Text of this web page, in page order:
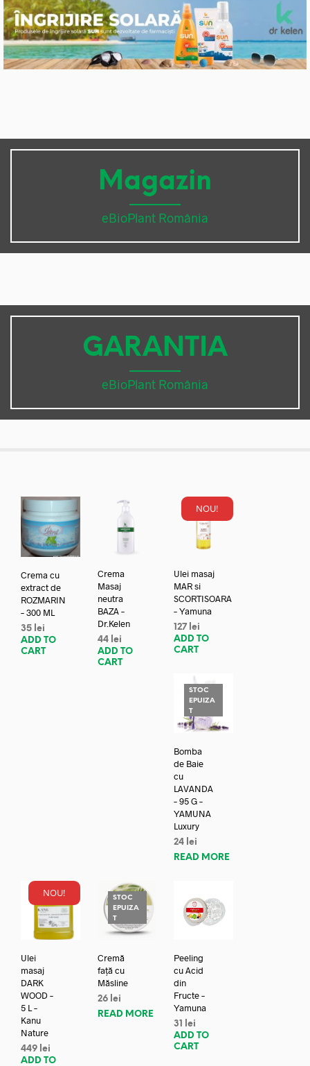
Magazin
eBioPlant România
GARANTIA
eBioPlant România
Crema cu
extract de
ROZMARIN
– 300 ML
35 lei
ADD TO
CART
Crema
Masaj
neutra
BAZA –
Dr.Kelen
44 lei
ADD TO
CART
NOU!
Ulei masaj
MAR si
SCORTISOARA
– Yamuna
127 lei
ADD TO
CART
STOC
EPUIZA
T
Bomba
de Baie
cu
LAVANDA
– 95 G –
YAMUNA
Luxury
24 lei
READ MORE
NOU!
Ulei
masaj
DARK
WOOD –
5 L –
Kanu
Nature
449 lei
ADD TO
STOC
EPUIZA
T
Cremă
față cu
Măsline
26 lei
READ MORE
Peeling
cu Acid
din
Fructe –
Yamuna
31
lei
ADD TO
CART